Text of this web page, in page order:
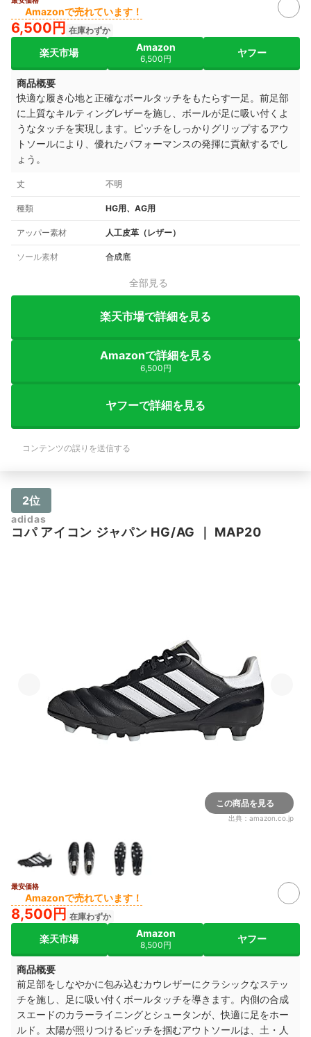
Amazonで売れています！
6,500円 在庫わずか
楽天市場 Amazon
6,500円
ヤフー
商品概要
快適な履き心地と正確なボールタッチをもたらす一足。前足部
に上質なキルティングレザーを施し、ボールが足に吸い付くよ
うなタッチを実現します。ピッチをしっかりグリップするアウ
トソールにより、優れたパフォーマンスの発揮に貢献するでし
ょう。
丈 不明
種類 HG用、AG用
アッパー素材 人工皮革（レザー）
ソール素材 合成底
全部見る
楽天市場で詳細を見る
Amazonで詳細を見る
6,500円
ヤフーで詳細を見る
コンテンツの誤りを送信する
2位
adidas
コパ アイコン ジャパン HG/AG MAP20
この商品を見る
出典： amazon.co.jp
最安価格
Amazonで売れています！
8,500円 在庫わずか
楽天市場 Amazon
8,500円
ヤフー
商品概要
前足部をしなやかに包み込むカウレザーにクラシックなステッ
チを施し、足に吸い付くボールタッチを導きます。内側の合成
スエードのカラーライニングとシュータンが、快適に足をホー
ルド。太陽が照りつけるピッチを掴むアウトソールは、土・人